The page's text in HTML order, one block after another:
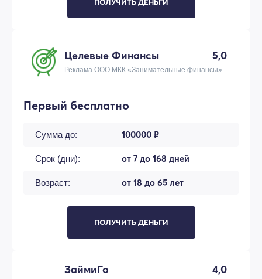
Целевые Финансы 5,0
Реклама ООО МКК «Занимательные финансы»
Первый бесплатно
Сумма до: 100000 ₽
Срок (дни): от 7 до 168 дней
Возраст: от 18 до 65 лет
ПОЛУЧИТЬ ДЕНЬГИ
ЗаймиГо 4,0